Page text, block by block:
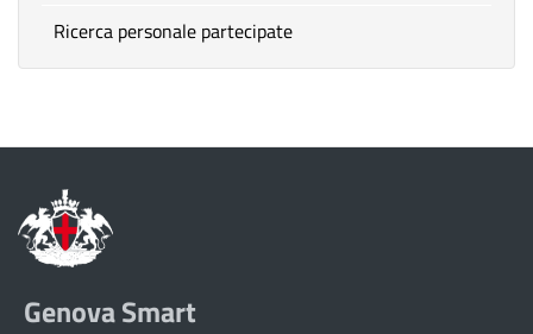
Ricerca personale partecipate
Genova Smart